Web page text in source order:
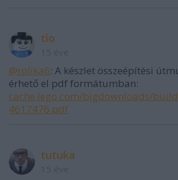
tío
@rolika6: A készlet összeépítési
érhető el pdf formátumban:
cache.lego.com/bigdownloads/
4617476.pdf
tutuka